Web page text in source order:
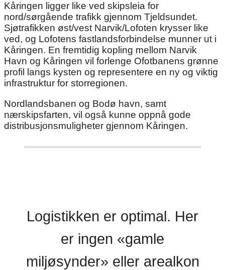
Kåringen ligger like ved skipsleia for
nord/sørgående trafikk gjennom Tjeldsundet.
Sjøtrafikken øst/vest Narvik/Lofoten krysser like
ved, og Lofotens fastlandsforbindelse munner ut i
Kåringen. En fremtidig kopling mellom Narvik
Havn og Kåringen vil forlenge Ofotbanens grønne
profil langs kysten og representere en ny og viktig
infrastruktur for storregionen.
Nordlandsbanen og Bodø havn, samt
nærskipsfarten, vil også kunne oppnå gode
distribusjonsmuligheter gjennom Kåringen.
Logistikken er optimal. Her
er ingen «gamle
miljøsynder» eller arealkon